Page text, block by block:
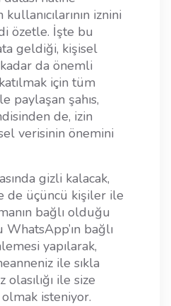
iznini
özetle. İşte bu
geldiği, kişisel
da önemli
için tüm
paylaşan şahıs,
de, izin
verisinin önemini
gizli kalacak,
de üçüncü kişiler ile
bağlı olduğu
bağlı
yapılarak,
ile sıkla
ile size
isteniyor.